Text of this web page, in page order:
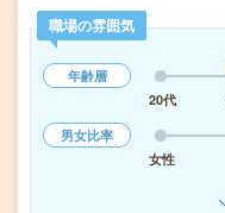
職場の雰囲気
年齢層
20代
男女比率
女性